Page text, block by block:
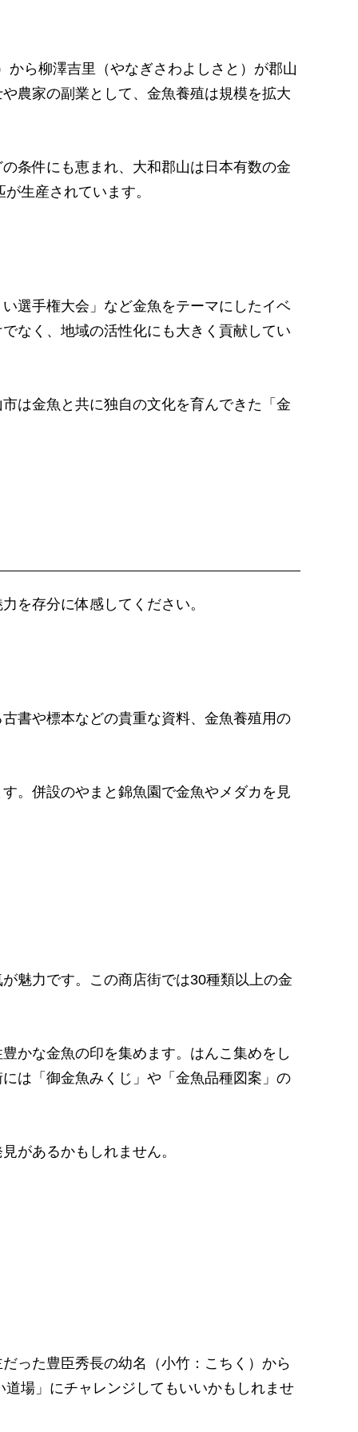
ら柳澤吉里（やなぎさわよしさと）が郡山
農家の副業として、金魚養殖は規模を拡大
条件にも恵まれ、大和郡山は日本有数の金
生産されています。
選手権大会」など金魚をテーマにしたイベ
なく、地域の活性化にも大きく貢献してい
は金魚と共に独自の文化を育んできた「金
を存分に体感してください。
書や標本などの貴重な資料、金魚養殖用の
。併設のやまと錦魚園で金魚やメダカを見
魅力です。この商店街では30種類以上の金
かな金魚の印を集めます。はんこ集めをし
は「御金魚みくじ」や「金魚品種図案」の
があるかもしれません。
った豊臣秀長の幼名（小竹：こちく）から
場」にチャレンジしてもいいかもしれませ